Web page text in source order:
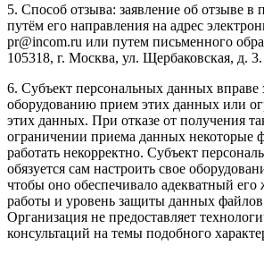
5. Способ отзыва: заявление об отзыве в
путём его направления на адрес
pr@incom.ru или путем письменного
105318, г. Москва, ул. Щербаковская, д. 3.
6. Субъект персональных данных вправе
оборудованию прием этих данных или
этих данных. При отказе от получения
ограничении приема данных некоторые
работать некорректно. Субъект
обязуется сам настроить свое
чтобы оно обеспечивало адекватный
работы и уровень защиты данных файлов
Организация не предоставляет
консультаций на темы подобного